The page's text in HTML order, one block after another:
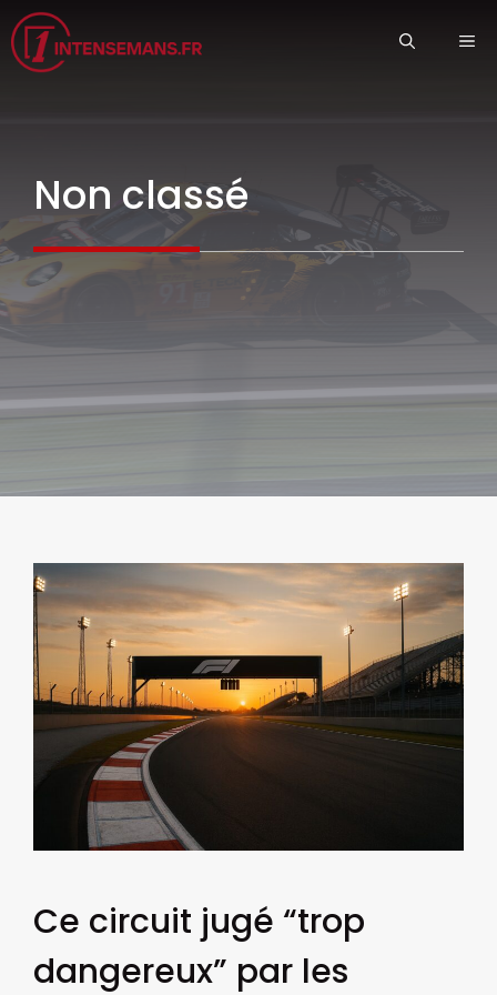
Aller
au
contenu
Non classé
Ce circuit jugé “trop
dangereux” par les